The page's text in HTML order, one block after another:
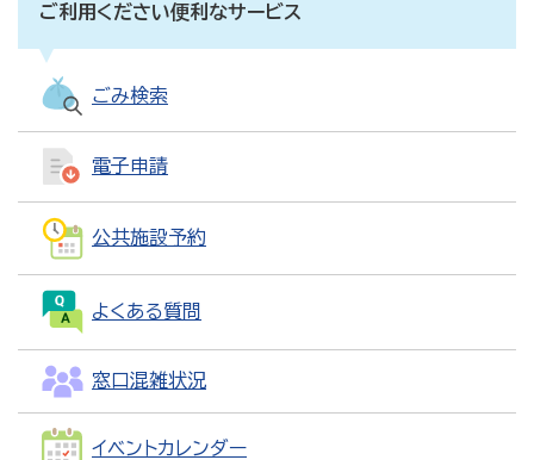
ご利用ください便利なサービス
ごみ検索
電子申請
公共施設予約
よくある質問
窓口混雑状況
イベントカレンダー